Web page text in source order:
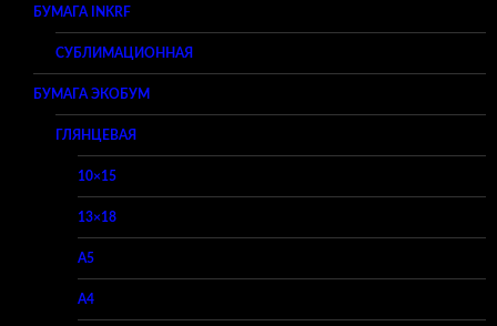
БУМАГА INKRF
СУБЛИМАЦИОННАЯ
БУМАГА ЭКОБУМ
ГЛЯНЦЕВАЯ
10×15
13×18
A5
A4